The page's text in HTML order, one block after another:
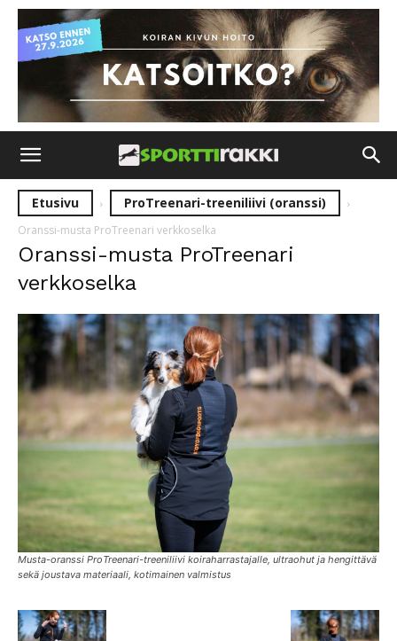
Etusivu ProTreenari-treeniliivi (oranssi)
Oranssi-musta ProTreenari verkkoselka
Oranssi-musta ProTreenari
verkkoselka
Musta-oranssi ProTreenari-treeniliivi koiraharrastajalle, ultraohut ja hengittävä
sekä joustava materiaali, kotimainen valmistus